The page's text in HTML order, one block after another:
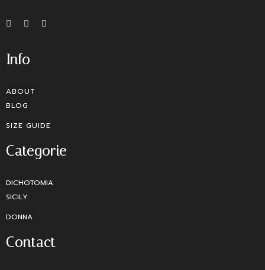
Info
ABOUT
BLOG
SIZE GUIDE
Categorie
DICHOTOMIA
SICILY
DONNA
Contact